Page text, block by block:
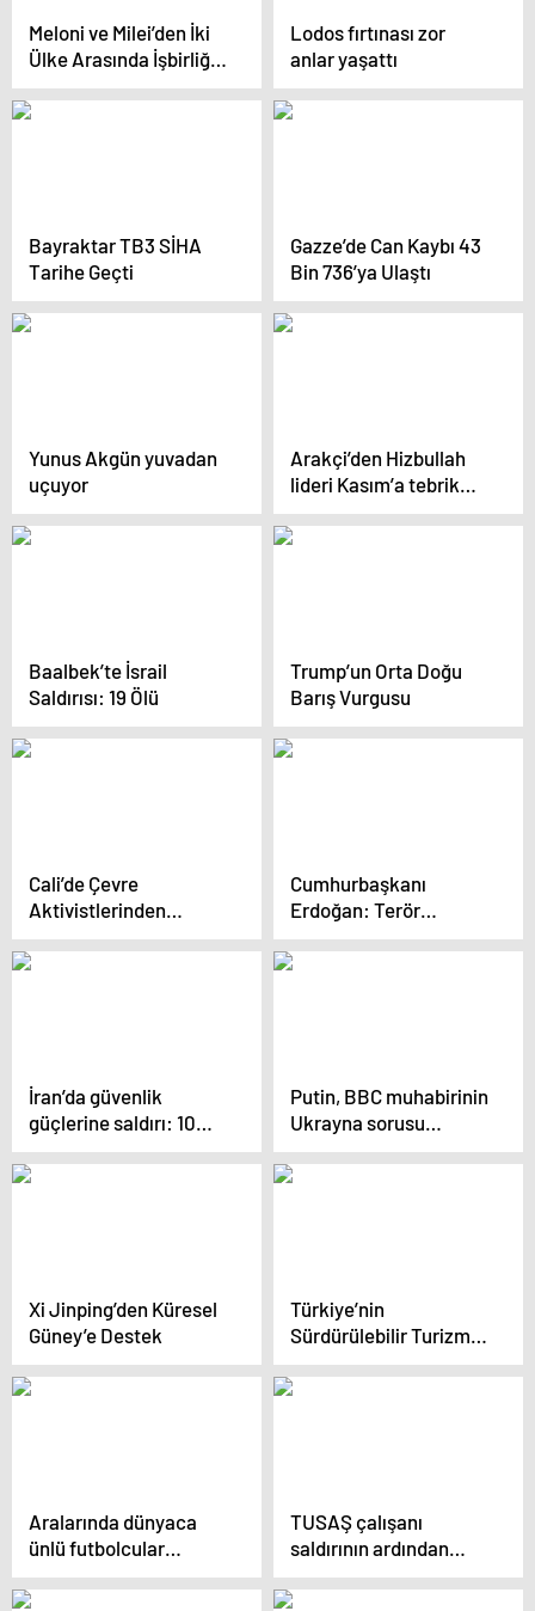
Meloni ve Milei’den İki
Ülke Arasında İşbirliği
Mesajı
Lodos fırtınası zor
anlar yaşattı
Bayraktar TB3 SİHA
Tarihe Geçti
Gazze’de Can Kaybı 43
Bin 736’ya Ulaştı
Yunus Akgün yuvadan
uçuyor
Arakçi’den Hizbullah
lideri Kasım’a tebrik
mesajı
Baalbek’te İsrail
Saldırısı: 19 Ölü
Trump’un Orta Doğu
Barış Vurgusu
Cali’de Çevre
Aktivistlerinden
Protesto
Cumhurbaşkanı
Erdoğan: Terör
örgütleri bizi maşa gibi
kullanamayacak
İran’da güvenlik
güçlerine saldırı: 10
asker hayatını kaybetti
Putin, BBC muhabirinin
Ukrayna sorusu
üzerine çılgına döndü
Xi Jinping’den Küresel
Güney’e Destek
Türkiye’nin
Sürdürülebilir Turizm
Fırsatları
Aralarında dünyaca
ünlü futbolcular
bulunuyor: Milyarlarca
dolarlık kripto
TUSAŞ çalışanı
saldırının ardından
kurduğu cümleyle
gururlandırdı